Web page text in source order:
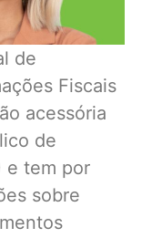
de
Fiscais
acessória
de
e tem por
sobre